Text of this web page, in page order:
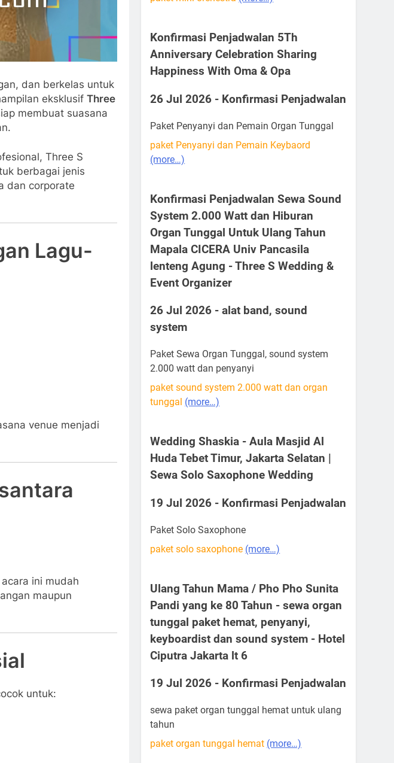
dan berkelas untuk
eksklusif Three
membuat suasana
Three S
berbagai jenis
dan corporate
Lagu-
venue menjadi
ini mudah
maupun
untuk:
Konfirmasi Penjadwalan 5Th
Anniversary Celebration Sharing
Happiness With Oma & Opa
26 Jul 2026 - Konfirmasi Penjadwalan
Paket Penyanyi dan Pemain Organ Tunggal
paket Penyanyi dan Pemain Keybaord
(more…)
Konfirmasi Penjadwalan Sewa Sound
System 2.000 Watt dan Hiburan
Organ Tunggal Untuk Ulang Tahun
Mapala CICERA Univ Pancasila
lenteng Agung - Three S Wedding &
Event Organizer
26 Jul 2026 - alat band, sound
system
Paket Sewa Organ Tunggal, sound system
2.000 watt dan penyanyi
paket sound system 2.000 watt dan organ
tunggal(more…)
Wedding Shaskia - Aula Masjid Al
Huda Tebet Timur, Jakarta Selatan |
Sewa Solo Saxophone Wedding
19 Jul 2026 - Konfirmasi Penjadwalan
Paket Solo Saxophone
paket solo saxophone (more…)
Ulang Tahun Mama / Pho Pho Sunita
Pandi yang ke 80 Tahun - sewa organ
tunggal paket hemat, penyanyi,
keyboardist dan sound system - Hotel
Ciputra Jakarta lt 6
19 Jul 2026 - Konfirmasi Penjadwalan
sewa paket organ tunggal hemat untuk ulang
tahun
paket organ tunggal hemat (more…)